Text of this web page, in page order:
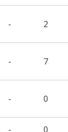
- 2
- 7
- 0
- 0